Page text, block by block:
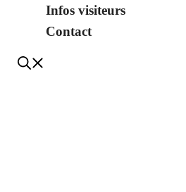
Infos visiteurs
Contact